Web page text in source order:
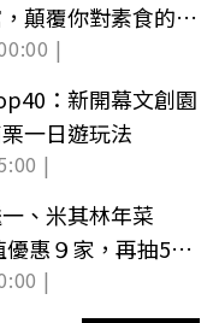
顛覆你對素食的想
|
：新開幕文創園
一日遊玩法
|
、米其林年菜
惠９家，再抽500
)
|